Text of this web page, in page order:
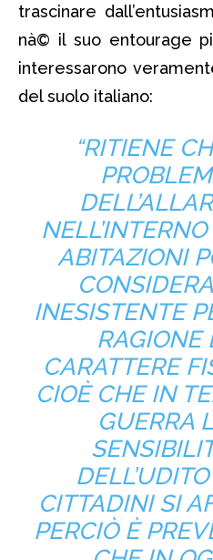
trascinare
nà© il suo entourage
interessarono
del suolo italiano:
“RITIENE
ABITAZIONI
INESISTENTE
RAGIONE
CARATTERE
CIOÈ CHE IN
GUERRA
CITTADINI SI
PERCIÒ È